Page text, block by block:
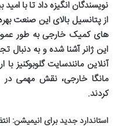
نویسندگان انگیزه داد تا با
از پتانسیل بالای این صنعت
های کمیک خارجی به طور
این ژانر آشنا شده و به
آنلاین مانندسایت گلوبوکنیز با
مانگا خارجی، نقش مهمی در
کردند.
استاندارد جدید برای انیمیشن: